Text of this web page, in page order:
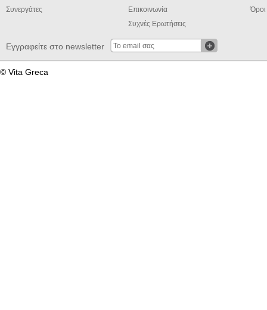
Συνεργάτες
Επικοινωνία
Συχνές Ερωτήσεις
Εγγραφείτε στο newsletter
© Vita Greca